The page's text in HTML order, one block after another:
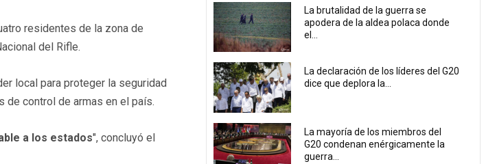
residentes de la zona de
del Rifle.
local para proteger la seguridad
de control de armas en el país.
a los estados", concluyó el
La brutalidad de la guerra se
apodera de la aldea polaca donde
el...
La declaración de los líderes del G20
dice que deplora la...
La mayoría de los miembros del
G20 condenan enérgicamente la
guerra...